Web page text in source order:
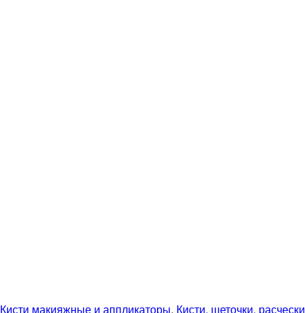
Кисти макияжные и аппликаторы, Кисти, щеточки, расчески